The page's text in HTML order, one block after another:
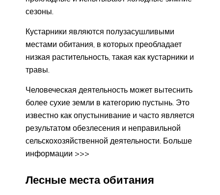
сезоны.
Кустарники являются полузасушливыми
местами обитания, в которых преобладает
низкая растительность, такая как кустарники и
травы.
Человеческая деятельность может вытеснить
более сухие земли в категорию пустынь. Это
известно как опустынивание и часто является
результатом обезлесения и неправильной
сельскохозяйственной деятельности. Больше
информации >>>
Лесные места обитания